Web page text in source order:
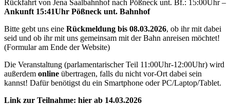
Rückfahrt von Jena Saalbahnhof nach Pößneck unt. Bf.: 15:00Uhr –
Ankunft 15:41Uhr Pößneck unt. Bahnhof
Bitte gebt uns eine Rückmeldung bis 08.03.2026, ob ihr mit dabei
seid und ob ihr mit uns gemeinsam mit der Bahn anreisen möchtet!
(Formular am Ende der Website)
Die Veranstaltung (parlamentarischer Teil 11:00Uhr-12:00Uhr) wird
außerdem online übertragen, falls du nicht vor-Ort dabei sein
kannst! Dafür benötigst du ein Smartphone oder PC/Laptop/Tablet.
Link zur Teilnahme: hier ab 14.03.2026